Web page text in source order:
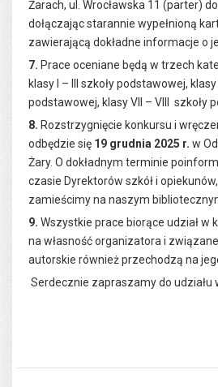
Żarach, ul. Wrocławska 11 (parter) do
dołączając starannie wypełnioną
zawierającą dokładne informacje o
7. Prace oceniane będą w trzech
klasy I – III szkoły podstawowej, klasy
podstawowej, klasy VII – VIII szkoły
8. Rozstrzygnięcie konkursu i
odbędzie się 19 grudnia 2025 r. w
Żary. O dokładnym terminie
czasie Dyrektorów szkół i
zamieścimy na naszym
9. Wszystkie prace biorące udział w
na własność organizatora i
autorskie również przechodzą na
Serdecznie zapraszamy do udziału